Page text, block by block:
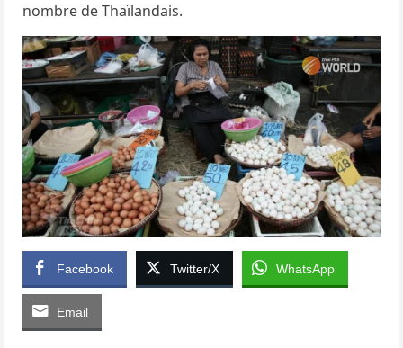
nombre de Thaïlandais.
Facebook Twitter/X WhatsApp
Email